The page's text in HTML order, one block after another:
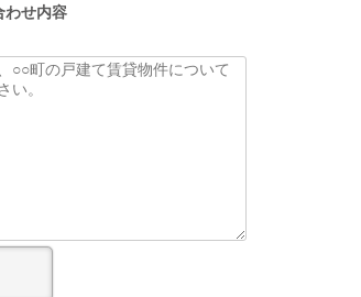
わせ内容